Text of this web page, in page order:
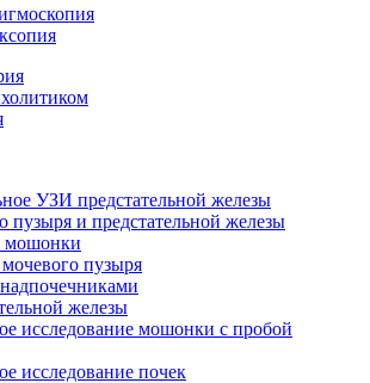
УЗИ предстательной железы
пузыря и предстательной железы
мошонки
пузыря
железы
исследование мошонки с пробой
исследование почек